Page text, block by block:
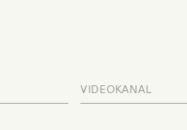
VIDEOKANAL